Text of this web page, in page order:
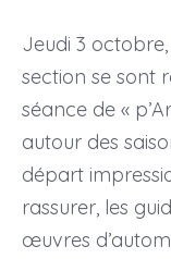
Jeudi 3
section se sont
séance de «
autour des
départ
rassurer, les
œuvres